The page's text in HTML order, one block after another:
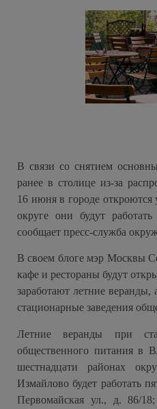
В связи со снятием
ранее в столице из-за
16 июня в городе
округе они будут
сообщает пресс-служба
В своем блоге мэр Москвы
кафе и рестораны будут
заработают летние
стационарные заведения
Летние веранды при
общественного питания в
шестнадцати районах
Измайлово будет работать
Первомайская ул., д. 86/